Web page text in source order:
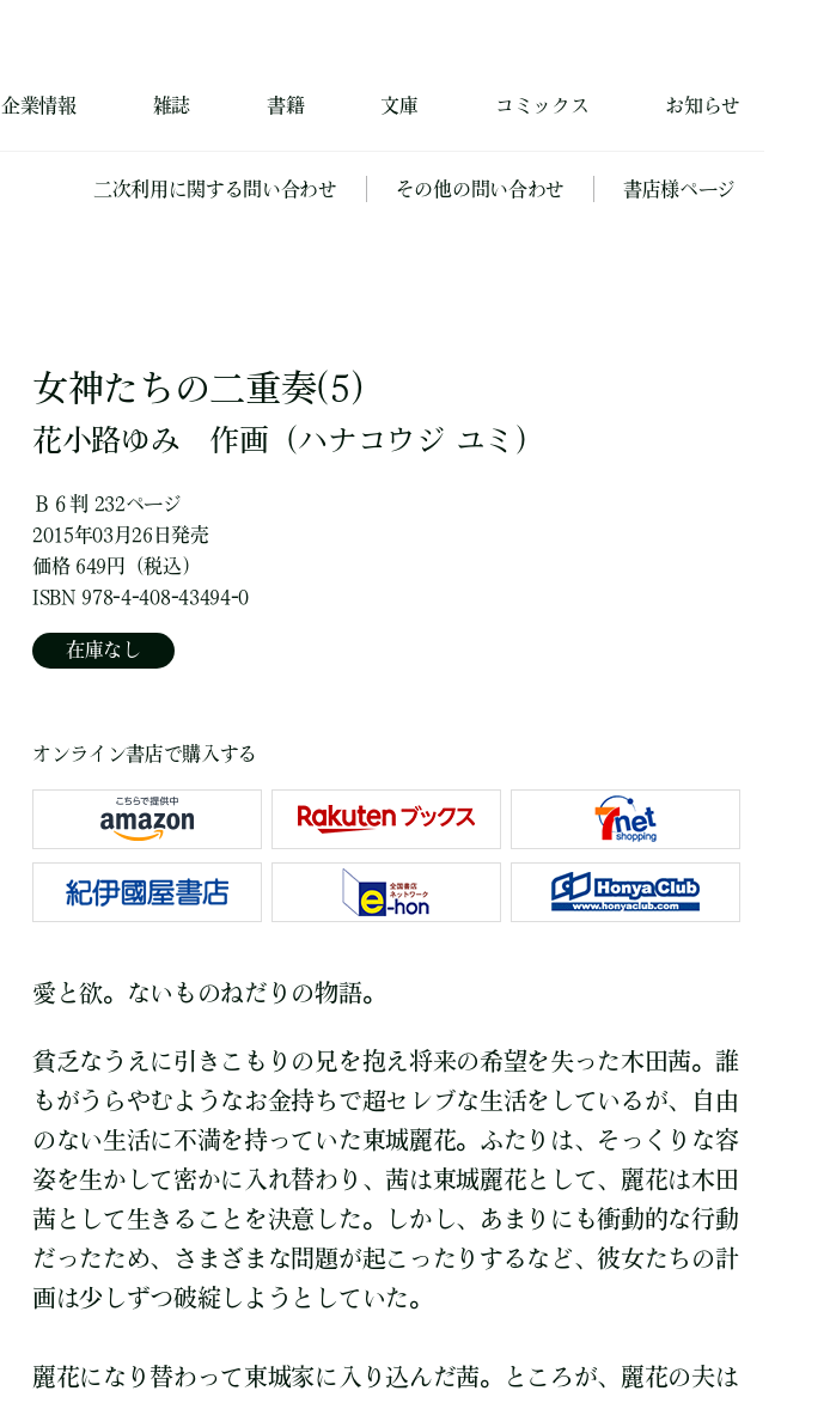
企業情報 雑誌 書籍 文庫 コミックス お知らせ
二次利用に関する問い合わせ その他の問い合わせ 書店様ページ
女神たちの二重奏(5)
花小路ゆみ 作画 （ハナコウジ ユミ）
Ｂ６判 232ページ
2015年03月26日発売
価格 649円（税込）
ISBN 978-4-408-43494-0
在庫なし
オンライン書店で購入する
愛と欲。ないものねだりの物語。
貧乏なうえに引きこもりの兄を抱え将来の希望を失った木田茜。誰
もがうらやむようなお金持ちで超セレブな生活をしているが、自由
のない生活に不満を持っていた東城麗花。ふたりは、そっくりな容
姿を生かして密かに入れ替わり、茜は東城麗花として、麗花は木田
茜として生きることを決意した。しかし、あまりにも衝動的な行動
だったため、さまざまな問題が起こったりするなど、彼女たちの計
画は少しずつ破綻しようとしていた。
麗花になり替わって東城家に入り込んだ茜。ところが、麗花の夫は